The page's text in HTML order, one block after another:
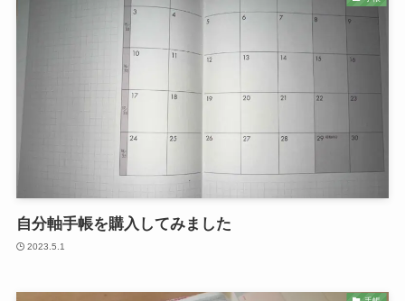
自分軸手帳を購入してみました
2023.5.1